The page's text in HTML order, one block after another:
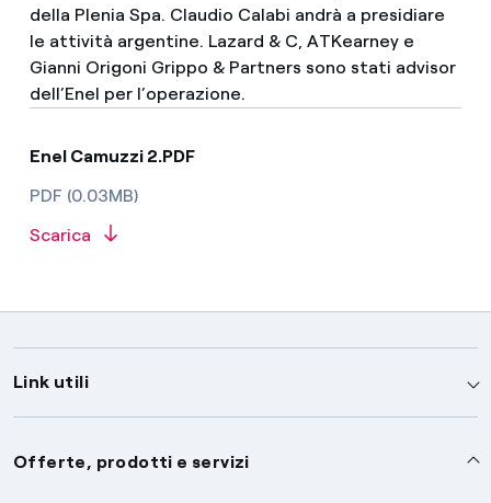
della Plenia Spa. Claudio Calabi andrà a presidiare
le attività argentine. Lazard & C, ATKearney e
Gianni Origoni Grippo & Partners sono stati advisor
dell’Enel per l’operazione.
Enel Camuzzi 2.PDF
PDF (0.03MB)
Scarica
Link utili
Assistenza
Offerte, prodotti e servizi